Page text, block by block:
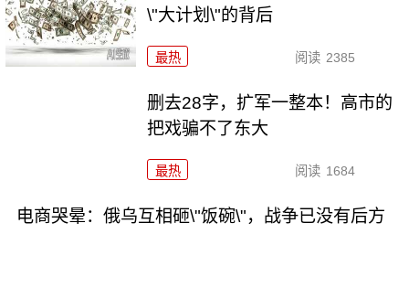
\"大计划\"的背后
最热 阅读 2385
删去28字，扩军一整本！高市的
把戏骗不了东大
最热 阅读 1684
电商哭晕：俄乌互相砸\"饭碗\"，战争已没有后方